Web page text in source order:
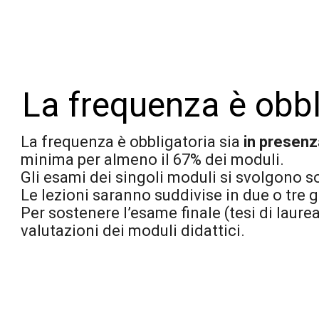
La frequenza è
La frequenza è obbligatoria sia in
minima per almeno il 67% dei moduli.
Gli esami dei singoli moduli si svolgono
Le lezioni saranno suddivise in due o tre
Per sostenere l’esame finale (tesi di
valutazioni dei moduli didattici.